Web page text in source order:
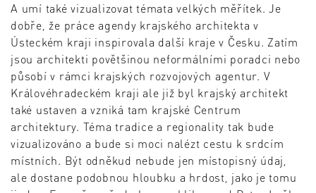
A umí také vizualizovat témata velkých měřítek. Je
dobře, že práce agendy krajského architekta v
Ústeckém kraji inspirovala další kraje v Česku. Zatím
jsou architekti povětšinou neformálními poradci nebo
působí v rámci krajských rozvojových agentur. V
Královéhradeckém kraji ale již byl krajský architekt
také ustaven a vzniká tam krajské Centrum
architektury. Téma tradice a regionality tak bude
vizualizováno a bude si moci nalézt cestu k srdcím
místních. Být odněkud nebude jen místopisný údaj,
ale dostane podobnou hloubku a hrdost, jako je tomu